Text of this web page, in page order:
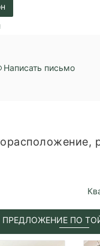
Написать письмо
ПРЕДЛОЖЕНИЕ ПО